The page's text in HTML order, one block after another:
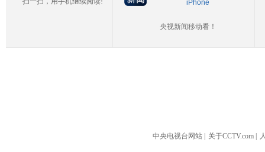
iPhone
央视新闻移动看！
中央电视台网站 关于CCTV.com